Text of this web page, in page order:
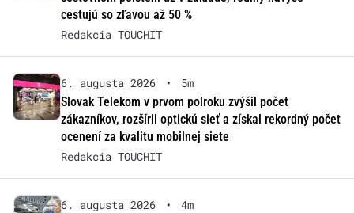
cestujú so zľavou až 50 %
Redakcia TOUCHIT
6. augusta 2026 •
5m
Slovak Telekom v prvom polroku zvýšil počet
zákazníkov, rozšíril optickú sieť a získal rekordný počet
ocenení za kvalitu mobilnej siete
Redakcia TOUCHIT
6. augusta 2026 •
4m